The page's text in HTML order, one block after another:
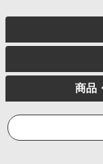
商品